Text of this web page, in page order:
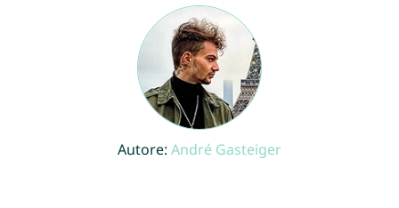
Autore: André Gasteiger